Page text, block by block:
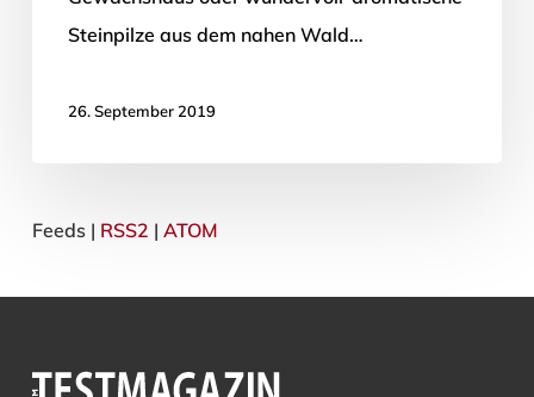
Steinpilze aus dem nahen Wald…
26. September 2019
Feeds | RSS2 | ATOM